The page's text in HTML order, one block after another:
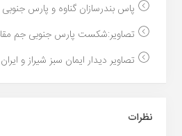
پاس بندرسازان گناوه و پارس
تصاویر:شکست پارس جنوبی جم
تصاویر دیدار ایمان سبز شیراز و
نظرات